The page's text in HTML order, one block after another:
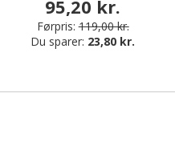
95,20 kr.
Førpris: 119,00 kr.
Du sparer: 23,80 kr.